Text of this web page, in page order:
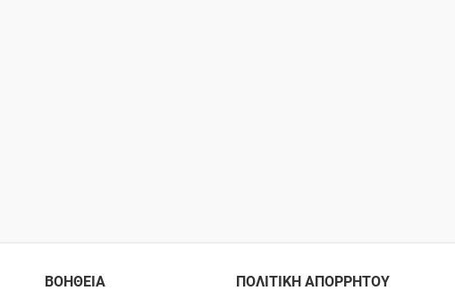
ΒΟΗΘΕΙΑ ΠΟΛΙΤΙΚΗ ΑΠΟΡΡΗΤΟΥ